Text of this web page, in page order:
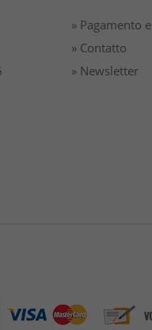
» Pagamento
» Contatto
» Newsletter